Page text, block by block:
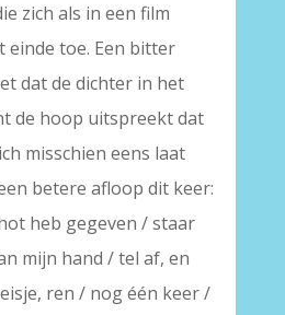
zich als in een film
toe. Een bitter
dat de dichter in het
de hoop uitspreekt dat
misschien eens laat
betere afloop dit keer:
heb gegeven / staar
mijn hand / tel af, en
ren / nog één keer /